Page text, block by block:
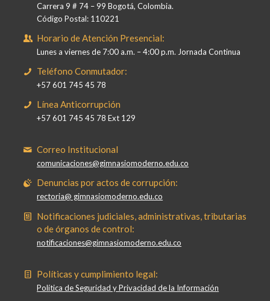
Carrera 9 # 74 – 99 Bogotá, Colombia.
Código Postal: 110221
Horario de Atención Presencial:
Lunes a viernes de 7:00 a.m. – 4:00 p.m. Jornada Continua
Teléfono Conmutador:
+57 601 745 45 78
Línea Anticorrupción
+57 601 745 45 78 Ext 129
Correo Institucional
comunicaciones@gimnasiomoderno.edu.co
Denuncias por actos de corrupción:
rectoria@ gimnasiomoderno.edu.co
Notificaciones judiciales, administrativas, tributarias
o de órganos de control:
notificaciones@gimnasiomoderno.edu.co
Políticas y cumplimiento legal:
Política de Seguridad y Privacidad de la Información